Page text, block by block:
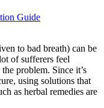
Guide
to bad breath) can be
of sufferers feel
problem. Since it’s
using solutions that
as herbal remedies are